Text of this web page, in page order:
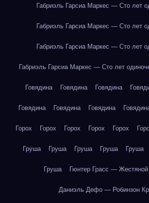
Габриэль Гарсиа Маркес — Сто лет
Габриэль Гарсиа Маркес — Сто лет
Габриэль Гарсиа Маркес — Сто лет
Габриэль Гарсиа Маркес — Сто лет
Говядина Говядина Говядина
Говядина Говядина Говядина
Горох Горох Горох Горох Горох
Груша Груша Груша Груша Груша
Груша Гюнтер Грасс — Жестяной
Даниэль Дефо — Робинзон